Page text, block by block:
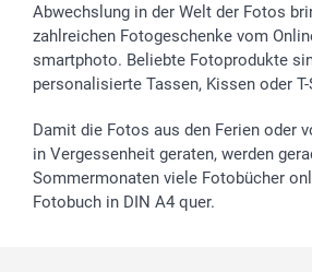
Abwechslung in der Welt der Fotos
zahlreichen Fotogeschenke vom
smartphoto. Beliebte Fotoprodukte
personalisierte Tassen, Kissen oder
Damit die Fotos aus den Ferien oder
in Vergessenheit geraten, werden
Sommermonaten viele Fotobücher
Fotobuch in DIN A4 quer.